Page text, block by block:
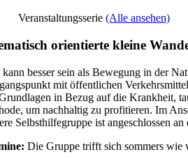
Veranstaltungsserie (Alle ansehen)
orientierte kleine
kann besser sein als Bewegung in der
mit öffentlichen
in Bezug auf die Krankheit,
um nachhaltig zu profitieren. Im
Selbsthilfegruppe ist angeschlossen
Die Gruppe trifft sich sommers wie